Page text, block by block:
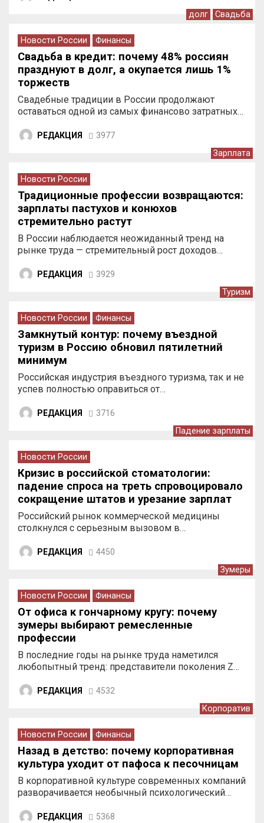
долг Свадьба
Новости России Финансы
Свадьба в кредит: почему 48% россиян
празднуют в долг, а окупается лишь 1%
торжеств
Свадебные традиции в России продолжают
оставаться одной из самых финансово затратных…
РЕДАКЦИЯ 3977
Зарплата
Новости России
Традиционные профессии возвращаются:
зарплаты пастухов и конюхов
стремительно растут
В России наблюдается неожиданный тренд на
рынке труда — стремительный рост доходов…
РЕДАКЦИЯ 3929
Туризм
Новости России Финансы
Замкнутый контур: почему въездной
туризм в Россию обновил пятилетний
минимум
Российская индустрия въездного туризма, так и не
успев полностью оправиться от…
РЕДАКЦИЯ 3716
Падение зарплаты
Новости России
Кризис в российской стоматологии:
падение спроса на треть спровоцировало
сокращение штатов и урезание зарплат
врачей
Российский рынок коммерческой медицины
столкнулся с серьезным вызовом в…
РЕДАКЦИЯ 4450
Зумеры
Новости России Финансы
От офиса к гончарному кругу: почему
зумеры выбирают ремесленные
профессии
В последние годы на рынке труда наметился
любопытный тренд: представители поколения Z…
РЕДАКЦИЯ 4532
Корпоратив
Новости России Финансы
Назад в детство: почему корпоративная
культура уходит от пафоса к песочницам
В корпоративной культуре современных компаний
разворачивается необычный психологический…
РЕДАКЦИЯ 5368